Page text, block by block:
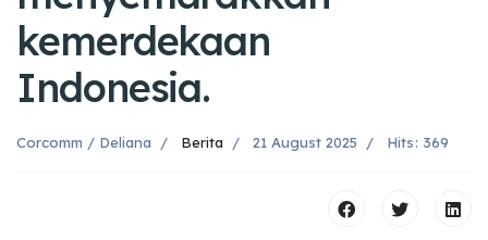
kemerdekaan
Indonesia.
Corcomm / Deliana Berita 21 August 2025 Hits: 369